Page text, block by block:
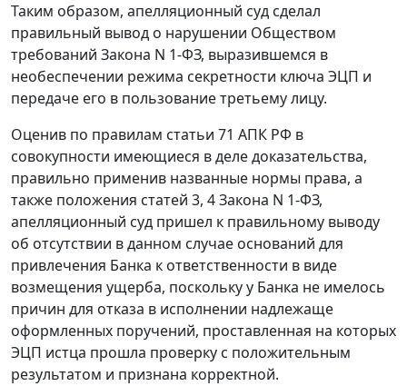
Таким образом, апелляционный суд сделал
правильный вывод о нарушении Обществом
требований Закона N 1-ФЗ, выразившемся в
необеспечении режима секретности ключа ЭЦП и
передаче его в пользование третьему лицу.
Оценив по правилам статьи 71 АПК РФ в
совокупности имеющиеся в деле доказательства,
правильно применив названные нормы права, а
также положения статей 3, 4Закона N 1-ФЗ,
апелляционный суд пришел к правильному выводу
об отсутствии в данном случае оснований для
привлечения Банка к ответственности в виде
возмещения ущерба, поскольку у Банка не имелось
причин для отказа в исполнении надлежаще
оформленных поручений, проставленная на которых
ЭЦП истца прошла проверку с положительным
результатом и признана корректной.